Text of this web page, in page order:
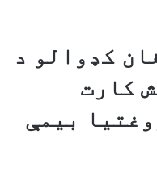
کډوالو د
کارت
بیمې